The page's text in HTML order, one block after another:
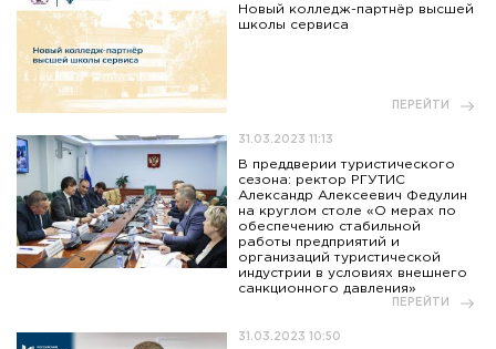
Новый колледж-партнёр высшей
школы сервиса
ПЕРЕЙТИ
31.03.2023 11:13
В преддверии туристического
сезона: ректор РГУТИС
Александр Алексеевич Федулин
на круглом столе «О мерах по
обеспечению стабильной
работы предприятий и
организаций туристической
индустрии в условиях внешнего
санкционного давления»
ПЕРЕЙТИ
31.03.2023 10:50